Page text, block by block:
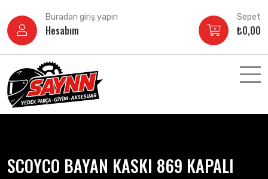
atla
Buradan giriş yapın
Hesabım
Sepet
₺0,00
SCOYCO BAYAN KASKI 869 KAPALI